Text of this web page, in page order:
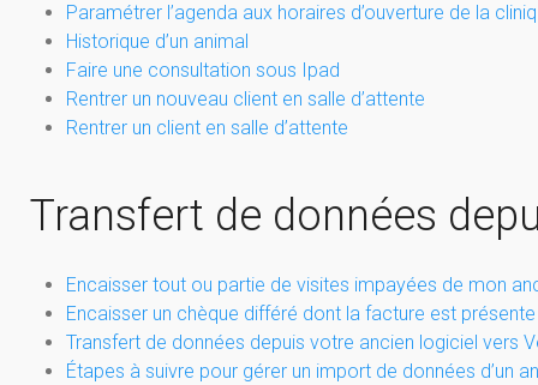
Paramétrer l’agenda aux horaires d’ouverture de la
Historique d’un animal
Faire une consultation sous Ipad
Rentrer un nouveau client en salle d’attente
Rentrer un client en salle d’attente
Transfert de données
Encaisser tout ou partie de visites impayées de mon
Encaisser un chèque différé dont la facture est
Transfert de données depuis votre ancien logiciel vers
Étapes à suivre pour gérer un import de données d’un